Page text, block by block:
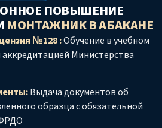
ПОВЫШЕНИЕ
МОНТАЖНИКВ АБАКАНЕ
№128 :Обучение в учебном
Министерства
Выдача документов об
образца с обязательной